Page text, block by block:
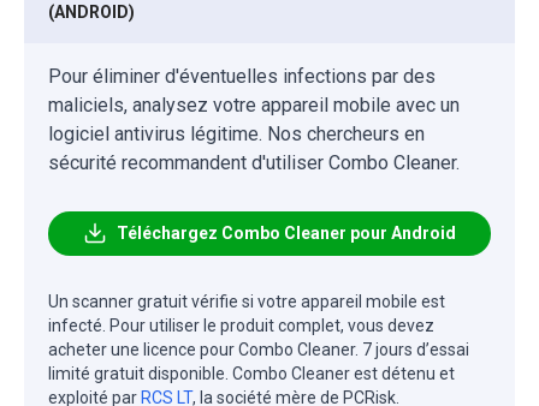
(ANDROID)
Pour éliminer d'éventuelles infections par des
maliciels, analysez votre appareil mobile avec un
logiciel antivirus légitime. Nos chercheurs en
sécurité recommandent d'utiliser Combo Cleaner.
Téléchargez Combo Cleaner pour Android
Un scanner gratuit vérifie si votre appareil mobile est
infecté. Pour utiliser le produit complet, vous devez
acheter une licence pour Combo Cleaner. 7 jours d’essai
limité gratuit disponible. Combo Cleaner est détenu et
exploité parRCS LT, la société mère de PCRisk.